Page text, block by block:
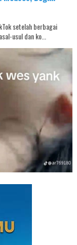
setelah berbagai
usul dan ko...